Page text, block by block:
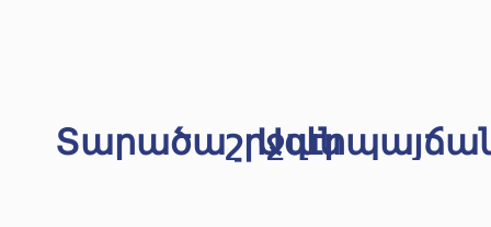
Տարածաշրջան